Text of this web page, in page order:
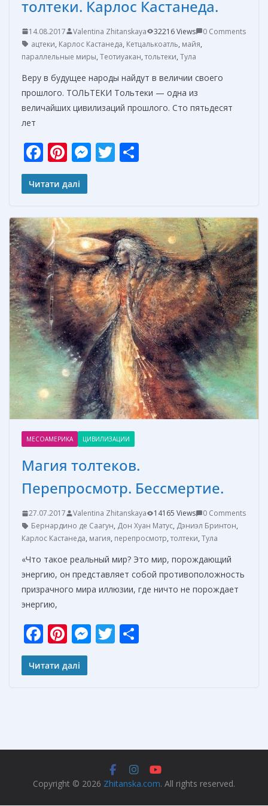
толтеки. Карлос Кастанеда.
14.08.2017 Valentina Zhitanskaya 32216 Views
0 Comments
ацтеки, Карлос Кастанеда, Кетцалькоатль, майя,
параллельные миры, Теотиуакан, тольтеки, Тула
Веру в будущее народы найдут в величии своего
прошлого. ТОЛЬТЕКИ Тольтеки — одна из
величайших цивилизаций прошлого. Сто пятьдесят
лет
F
ac
e
o
o
k
Pi
nt
er
st
M
n
g
er
T
а
в
и
т
ь
Читати далі
МЕСОАМЕРИКА ЦИВИЛИЗАЦИИ
Магия толтеков.
Перепросмотр. Бессмертие.
27.07.2017 Valentina Zhitanskaya 14165 Views
0 Comments
Бернардино де Саагун, Дон Хуан Матус, Дэниэл Бринтон,
Карлос Кастанеда, магия, перепросмотр, толтеки, Тула
«Что такое реальный мир? Это мир, порождающий
энергию, он представляет собой противоположность
призрачного мира иллюзии, где ничто не порождает
энергию,
F
ac
e
k
Pi
nt
er
M
er
T
и
ь
Читати далі
Copyright © 2026 Zhitanska.com. All rights reserved.